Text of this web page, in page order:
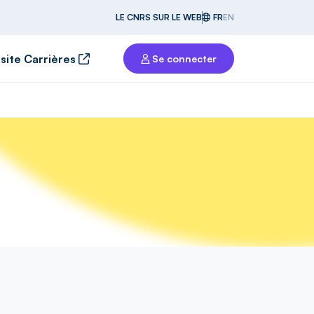
LE CNRS SUR LE WEB FREN
Carrières Se connecter